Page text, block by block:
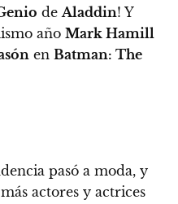
deAladdin! Y
año Mark Hamill
en Batman: The
pasó a moda, y
actores y actrices